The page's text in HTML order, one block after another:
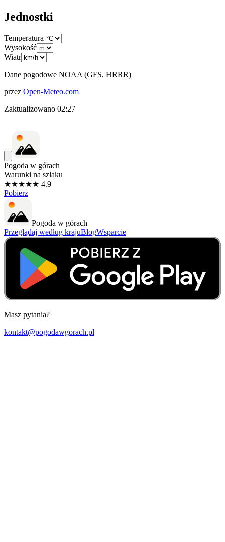
Jednostki
Temperatura
Wysokość
Wiatr
Dane pogodowe NOAA (GFS, HRRR)
przez Open-Meteo.com
Zaktualizowano 02:27
Pogoda w górach
Warunki na szlaku
★★★★★ 4.9
Pobierz
Pogoda w górach
Przeglądaj według krajuBlogWsparcie
Masz pytania?
kontakt@pogodawgorach.pl